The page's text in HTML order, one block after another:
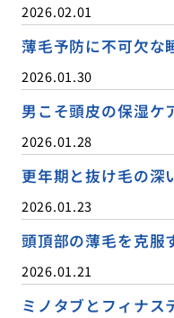
2026.02.01
薄毛予防に不可欠な
2026.01.30
男こそ頭皮の保湿ケ
2026.01.28
更年期と抜け毛の深
2026.01.23
頭頂部の薄毛を克服
2026.01.21
ミノタブとフィナス